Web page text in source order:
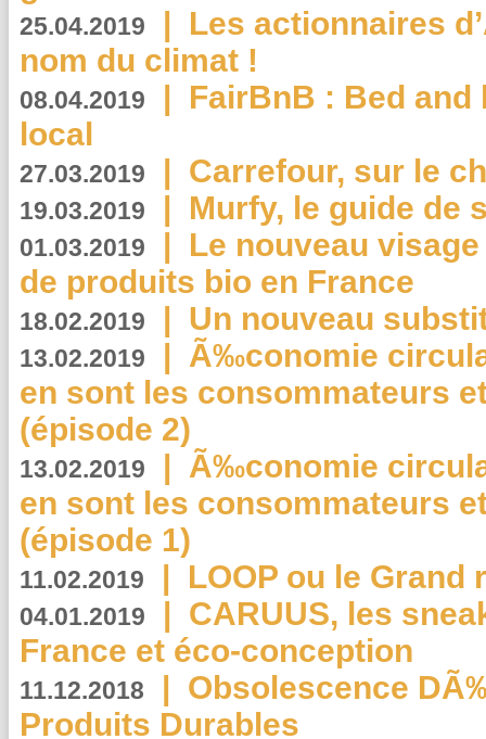
25.04.2019 | Les actionnaires
nom du climat !
08.04.2019 | FairBnB : Bed
local
27.03.2019 | Carrefour, sur le
19.03.2019 | Murfy, le guide de
01.03.2019 | Le nouveau
de produits bio en France
18.02.2019 | Un nouveau
13.02.2019 | Ã‰conomie
en sont les consommateurs
(épisode 2)
13.02.2019 | Ã‰conomie
en sont les consommateurs
(épisode 1)
11.02.2019 | LOOP ou le Grand
04.01.2019 | CARUUS, les
France et éco-conception
11.12.2018 | Obsolescence
Produits Durables